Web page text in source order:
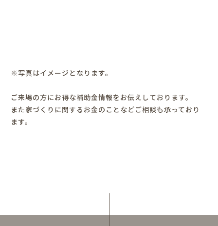
※写真はイメージとなります。
ご来場の方にお得な補助金情報をお伝えしております。
また家づくりに関するお金のことなどご相談も承っており
ます。